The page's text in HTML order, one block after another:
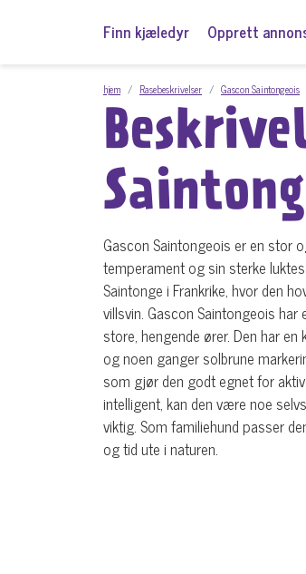
Finn kjæledyr Opprett
hjem Rasebeskrivelser Gascon Saintongeois
Gascon Saintongeois er en stor
temperament og sin sterke
Saintonge i Frankrike, hvor den
villsvin. Gascon Saintongeois
store, hengende ører. Den har
og noen ganger solbrune
som gjør den godt egnet for
intelligent, kan den være noe
viktig. Som familiehund passer
og tid ute i naturen.